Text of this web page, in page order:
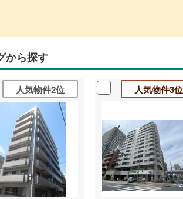
から探す
人気物件2位 人気物件3位